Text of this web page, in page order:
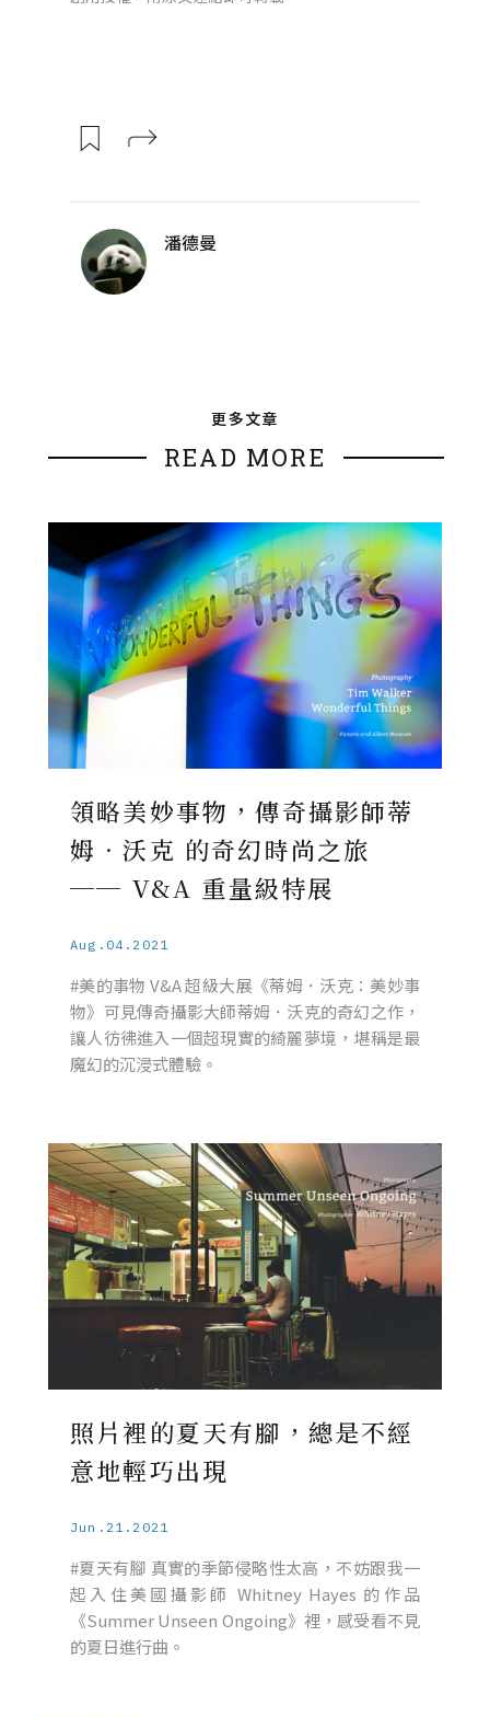
潘德曼
更多文章
READ MORE
領略美妙事物，傳奇攝影師蒂
姆．沃克 的奇幻時尚之旅
── V&A 重量級特展
Aug.04.2021
#美的事物 V&A 超級大展《蒂姆．沃克：美妙事
物》可見傳奇攝影大師蒂姆．沃克的奇幻之作，
讓人彷彿進入一個超現實的綺麗夢境，堪稱是最
魔幻的沉浸式體驗。
照片裡的夏天有腳，總是不經
意地輕巧出現
Jun.21.2021
#夏天有腳 真實的季節侵略性太高，不妨跟我一
起入住美國攝影師 Whitney Hayes 的作品
《Summer Unseen Ongoing》裡，感受看不見
的夏日進行曲。